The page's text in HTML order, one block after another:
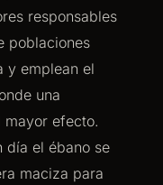
responsables
poblaciones
y emplean el
una
efecto.
día el ébano se
maciza para